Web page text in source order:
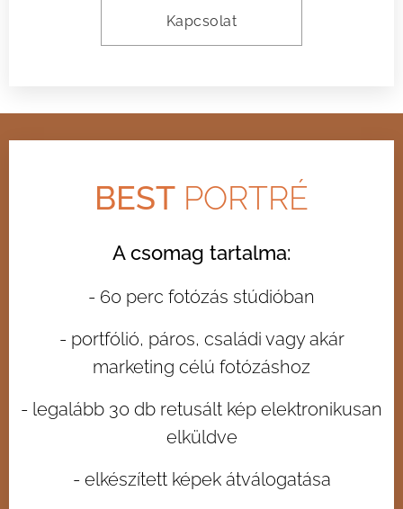
Kapcsolat
BEST PORTRÉ
A csomag tartalma:
- 60 perc fotózás stúdióban
- portfólió, páros, családi vagy akár
marketing célú fotózáshoz
- legalább 30 db retusált kép elektronikusan
elküldve
- elkészített képek átválogatása